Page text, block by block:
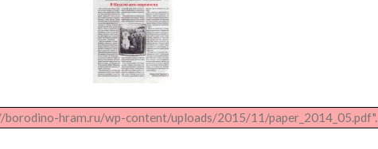
borodino-hram.ru/wp-content/uploads/2015/11/paper_2014_05.pdf".